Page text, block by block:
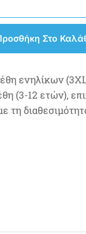
Στο
ενηλίκων
(3-12 ετών),
τη